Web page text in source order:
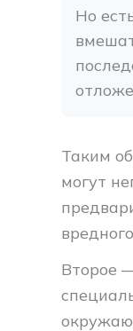
Но
Таким
могут
Второе